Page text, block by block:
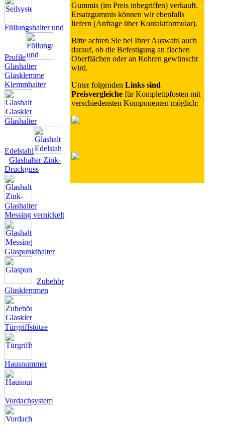
Füllungshalter und
Profile
Glashalter
Glasklemme
Klemmhalter
Glashalter
Edelstahl
Glashalter Zink-
Druckguss
Glashalter
Messing vernickelt
Glaspunkthalter
Zubehör
Glasklemmen
Türgriffstütze
Hausnummer
Vordachsystem
Gummis (im Preis inbegriffen) verkauft.
Ersatzgummis können wir ebenfalls
liefern (Anfrage über Kontaktformular).
Bitte achten Sie bei Ihrer Auswahl auch
darauf, ob die Befestigung an flachen
Oberflächen oder an Rohren gewünscht
wird.
Unter folgenden Links sind
Preisvergleiche für Komplettpfosten mit
verschiedensten Komponenten möglich: